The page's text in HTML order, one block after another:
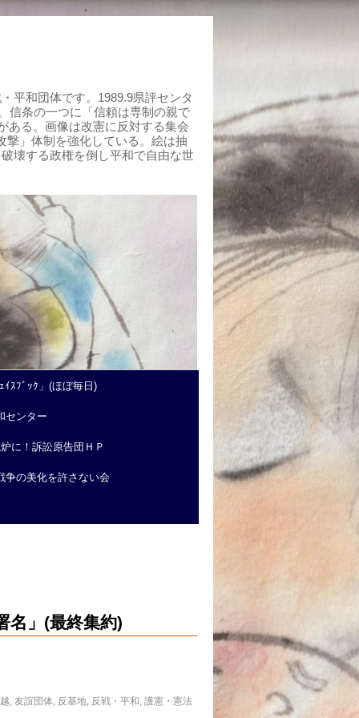
平和団体です。1989.9県評センタ
信条の一つに「信頼は専制の親で
ある。画像は改憲に反対する集会
撃」体制を強化している。絵は抽
壊する政権を倒し平和で自由な世
ｲｽﾌﾞｯｸ」(ほぼ毎日)
ンター
に！訴訟原告団ＨＰ
の美化を許さない会
名」(最終集約)
, 友誼団体, 反基地, 反戦・平和, 護憲・憲法